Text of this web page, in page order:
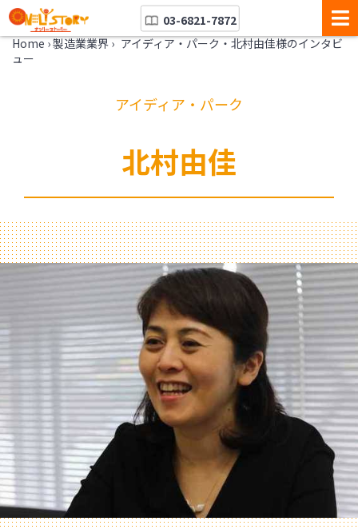
03-6821-7872
Home ›製造業業界 › アイディア・パーク・北村由佳様のインタビ
ュー
アイディア・パーク
北村由佳